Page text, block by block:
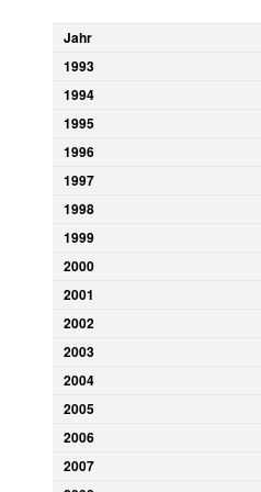
Jahr
1993
1994
1995
1996
1997
1998
1999
2000
2001
2002
2003
2004
2005
2006
2007